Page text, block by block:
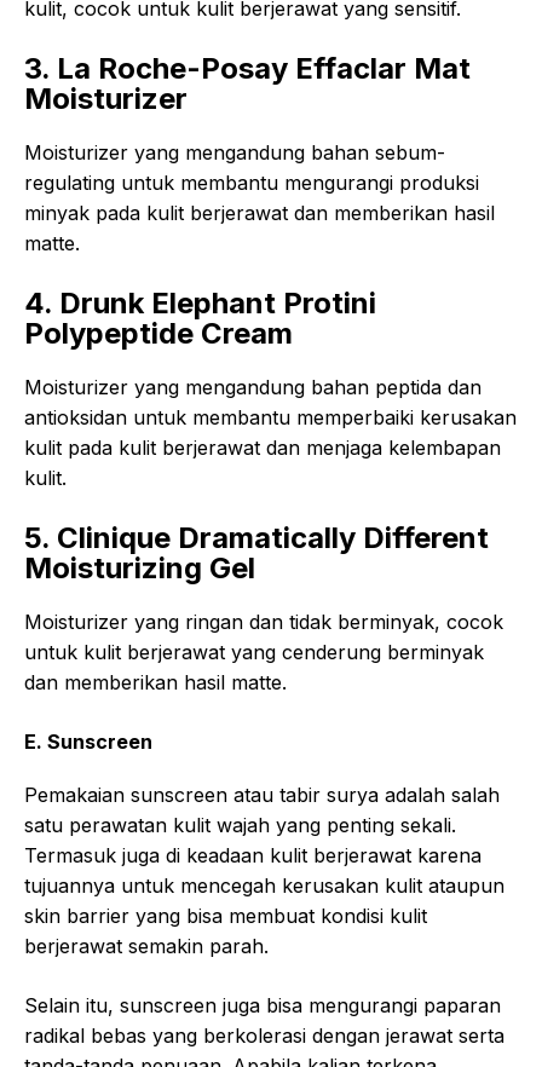
kulit, cocok untuk kulit berjerawat yang sensitif.
3. La Roche-Posay Effaclar Mat
Moisturizer
Moisturizer yang mengandung bahan sebum-
regulating untuk membantu mengurangi produksi
minyak pada kulit berjerawat dan memberikan hasil
matte.
4. Drunk Elephant Protini
Polypeptide Cream
Moisturizer yang mengandung bahan peptida dan
antioksidan untuk membantu memperbaiki kerusakan
kulit pada kulit berjerawat dan menjaga kelembapan
kulit.
5. Clinique Dramatically Different
Moisturizing Gel
Moisturizer yang ringan dan tidak berminyak, cocok
untuk kulit berjerawat yang cenderung berminyak
dan memberikan hasil matte.
E. Sunscreen
Pemakaian sunscreen atau tabir surya adalah salah
satu perawatan kulit wajah yang penting sekali.
Termasuk juga di keadaan kulit berjerawat karena
tujuannya untuk mencegah kerusakan kulit ataupun
skin barrier yang bisa membuat kondisi kulit
berjerawat semakin parah.
Selain itu, sunscreen juga bisa mengurangi paparan
radikal bebas yang berkolerasi dengan jerawat serta